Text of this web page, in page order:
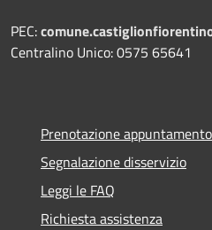
PEC:
Centralino Unico: 0575 65641
Prenotazione appuntamento
Segnalazione disservizio
Leggi le FAQ
Richiesta assistenza